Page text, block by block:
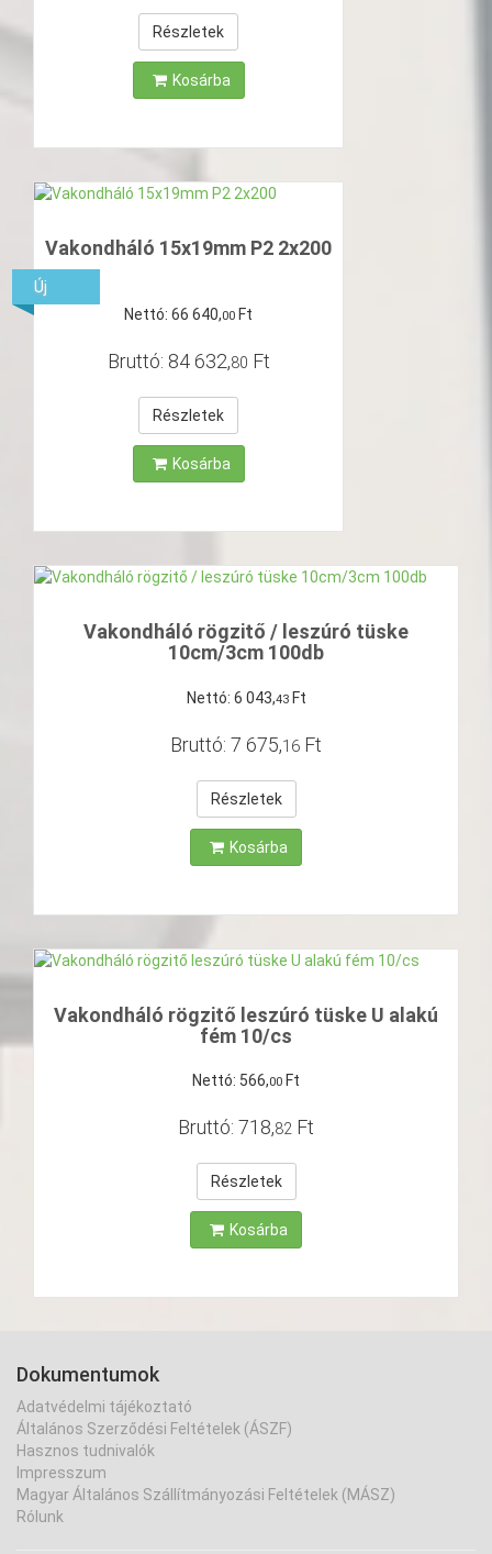
Részletek
Kosárba
Vakondháló 15x19mm P2 2x200
Nettó: 66 640,00 Ft
Bruttó: 84 632,80 Ft
Részletek
Kosárba
Új
Vakondháló rögzitő / leszúró tüske
10cm/3cm 100db
Nettó: 6 043,43 Ft
Bruttó: 7 675,16 Ft
Részletek
Kosárba
Vakondháló rögzitő leszúró tüske U alakú
fém 10/cs
Nettó: 566,00 Ft
Bruttó: 718,82 Ft
Részletek
Kosárba
Dokumentumok
Adatvédelmi tájékoztató
Általános Szerződési Feltételek (ÁSZF)
Hasznos tudnivalók
Impresszum
Magyar Általános Szállítmányozási Feltételek (MÁSZ)
Rólunk